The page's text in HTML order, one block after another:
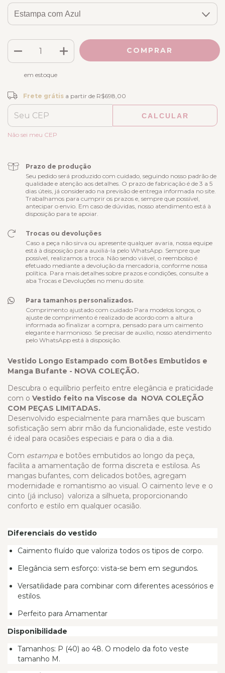
em estoque
Frete grátis R$698,00
Entregas para o CEP: ALTERAR CEP
Frete grátisa partir de R$698,00
CALCULAR
Não sei meu CEP
Prazo de produção
Seu pedido será produzido com cuidado, seguindo nosso padrão de
qualidade e atenção aos detalhes. O prazo de fabricação é de 3 a 5
dias úteis, já considerado na previsão de entrega informada no site.
Trabalhamos para cumprir os prazos e, sempre que possível,
antecipar o envio. Em caso de dúvidas, nosso atendimento está à
disposição para te apoiar.
Trocas ou devoluções
Caso a peça não sirva ou apresente qualquer avaria, nossa equipe
está à disposição para auxiliá-la pelo WhatsApp. Sempre que
possível, realizamos a troca. Não sendo viável, o reembolso é
efetuado mediante a devolução da mercadoria, conforme nossa
política. Para mais detalhes sobre prazos e condições, consulte a
aba Trocas e Devoluções no menu do site.
Para tamanhos personalizados.
Comprimento ajustado com cuidado Para modelos longos, o
ajuste de comprimento é realizado de acordo com a altura
informada ao finalizar a compra, pensado para um caimento
elegante e harmonioso. Se precisar de auxílio, nosso atendimento
pelo WhatsApp está à disposição.
Vestido Longo Estampado com Botões Embutidos e
Manga Bufante - NOVA COLEÇÃO.
Descubra o equilíbrio perfeito entre elegância e praticidade
com o Vestido feito na Viscose da NOVA COLEÇÃO
COM PEÇAS LIMITADAS.
Desenvolvido especialmente para mamães que buscam
sofisticação sem abrir mão da funcionalidade, este vestido
é ideal para ocasiões especiais e para o dia a dia.
Com estampa e botões embutidos ao longo da peça,
facilita a amamentação de forma discreta e estilosa. As
mangas bufantes, com delicados botões, agregam
modernidade e romantismo ao visual. O caimento leve e o
cinto (já incluso) valoriza a silhueta, proporcionando
conforto e estilo em qualquer ocasião.
Diferenciais do vestido
Caimento fluído que valoriza todos os tipos de corpo.
Elegância sem esforço: vista-se bem em segundos.
Versatilidade para combinar com diferentes acessórios e
estilos.
Perfeito para Amamentar
Disponibilidade
Tamanhos: P (40) ao 48. O modelo da foto veste
tamanho M.